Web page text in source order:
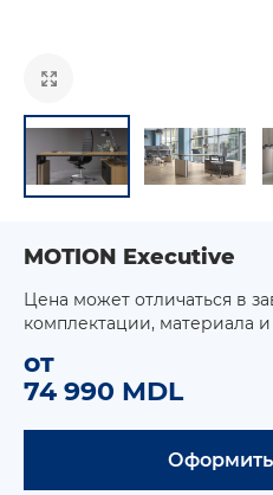
MOTION Executive
Цена может отличаться в
комплектации, материала
от
74 990 MDL
Оформить